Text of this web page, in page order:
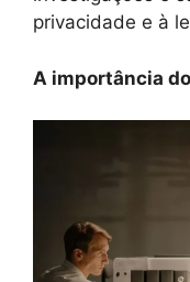
privacidade e à
A importância